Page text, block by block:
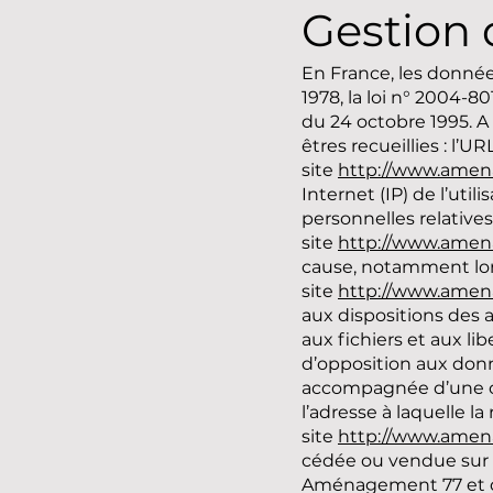
Gestion
En France, les
1978, la loi n° 2004-
du 24 octobre 1995.
êtres recueillies :
site http://
Internet (IP) de
personnelles
site http://
cause, notamment
site http://
aux dispositions des
aux fichiers et aux
d’opposition aux
accompagnée
l’adresse à laquelle
site http://
cédée ou vendue
Aménagement 77 et